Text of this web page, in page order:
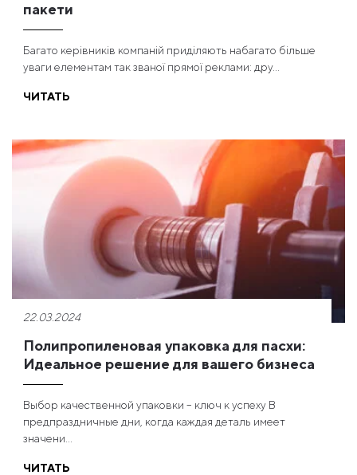
пакети
Багато керівників компаній приділяють набагато більше
уваги елементам так званої прямої реклами: дру...
ЧИТАТЬ
22.03.2024
Полипропиленовая упаковка для пасхи:
Идеальное решение для вашего бизнеса
Выбор качественной упаковки – ключ к успеху В
предпраздничные дни, когда каждая деталь имеет
значени...
ЧИТАТЬ